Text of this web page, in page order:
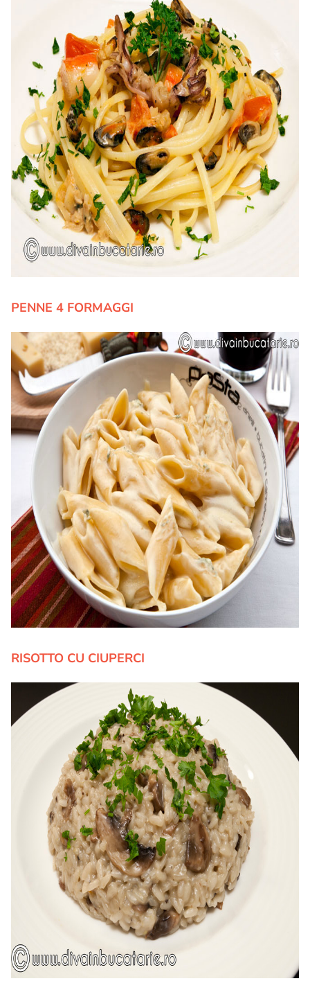
PENNE 4 FORMAGGI
RISOTTO CU CIUPERCI